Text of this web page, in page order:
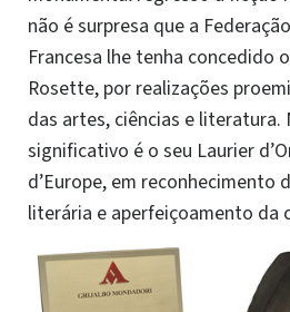
não é surpresa que a
Francesa lhe tenha concedido
Rosette, por realizações
das artes, ciências e literatura.
significativo é o seu Laurier
d’Europe, em reconhecimento
literária e aperfeiçoamento da